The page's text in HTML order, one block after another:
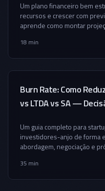
Um plano financeiro bem
recursos e crescer com
aprende como montar
18 min
Burn Rate: Como
vs LTDA vs SA —
Um guia completo para
investidores-anjo de forma
abordagem, negociação e
35 min